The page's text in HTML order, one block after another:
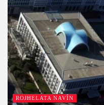
ROJHELATA NAVÎN